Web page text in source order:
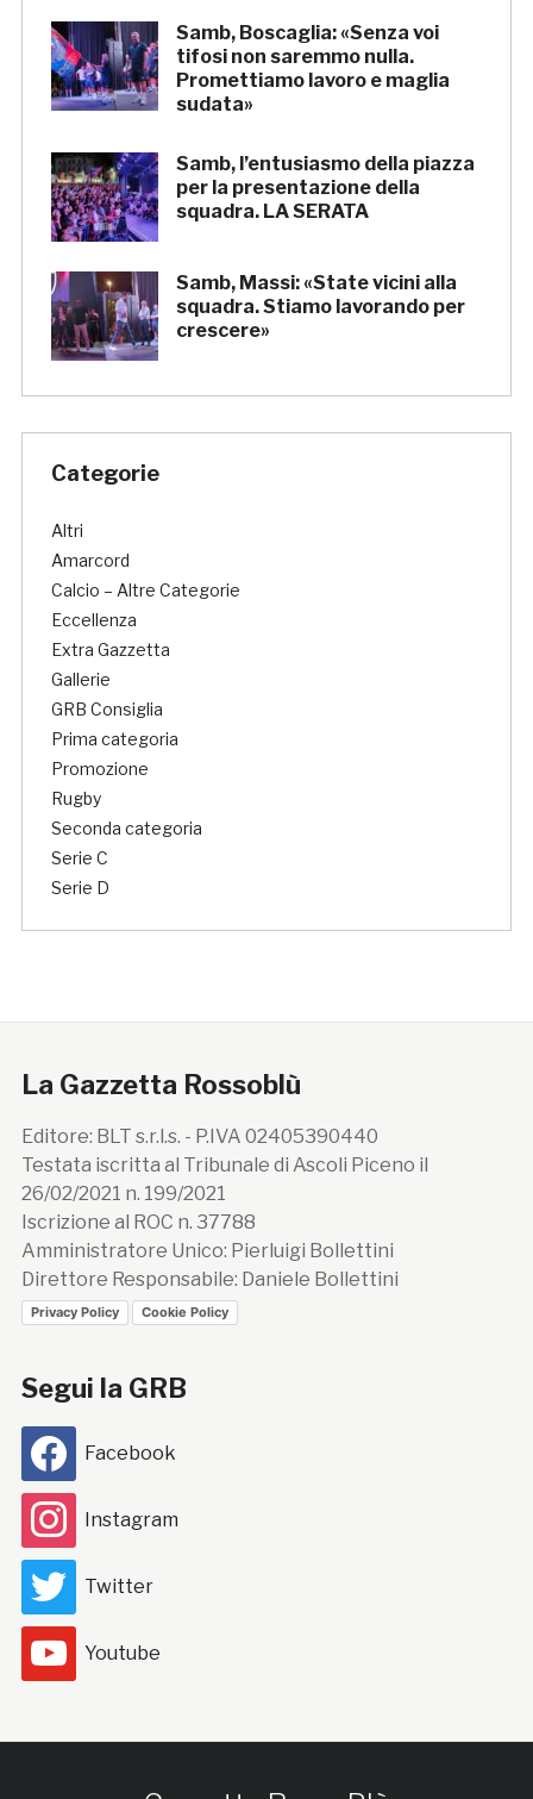
Samb, Boscaglia: «Senza voi
tifosi non saremmo nulla.
Promettiamo lavoro e maglia
sudata»
Samb, l’entusiasmo della piazza
per la presentazione della
squadra. LA SERATA
Samb, Massi: «State vicini alla
squadra. Stiamo lavorando per
crescere»
Categorie
Altri
Amarcord
Calcio – Altre Categorie
Eccellenza
Extra Gazzetta
Gallerie
GRB Consiglia
Prima categoria
Promozione
Rugby
Seconda categoria
Serie C
Serie D
La Gazzetta Rossoblù
Editore: BLT s.r.l.s. - P.IVA 02405390440
Testata iscritta al Tribunale di Ascoli Piceno il
26/02/2021 n. 199/2021
Iscrizione al ROC n. 37788
Amministratore Unico: Pierluigi Bollettini
Direttore Responsabile: Daniele Bollettini
Privacy Policy Cookie Policy
Segui la GRB
Facebook
Instagram
Twitter
Youtube